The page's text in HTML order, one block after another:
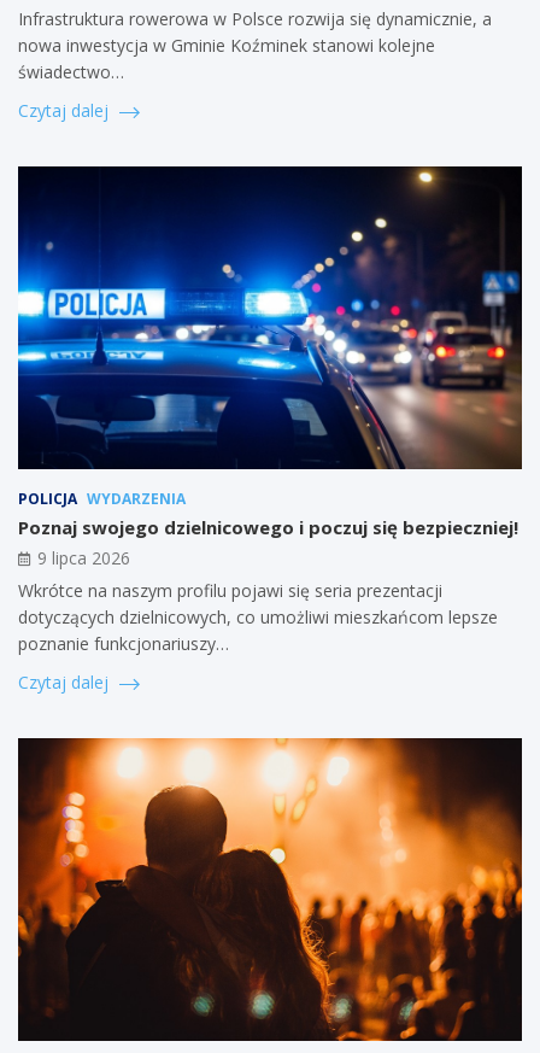
Infrastruktura rowerowa w Polsce rozwija się dynamicznie, a
nowa inwestycja w Gminie Koźminek stanowi kolejne
świadectwo…
Czytaj dalej
POLICJA WYDARZENIA
Poznaj swojego dzielnicowego i poczuj się bezpieczniej!
9 lipca 2026
Wkrótce na naszym profilu pojawi się seria prezentacji
dotyczących dzielnicowych, co umożliwi mieszkańcom lepsze
poznanie funkcjonariuszy…
Czytaj dalej